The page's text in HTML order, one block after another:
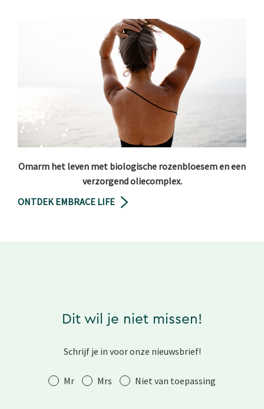
Omarm het leven met biologische rozenbloesem en een
verzorgend oliecomplex.
ONTDEK EMBRACE LIFE
Dit wil je niet missen!
Schrijf je in voor onze nieuwsbrief!
Aanhef Mr Mrs Niet van toepassing